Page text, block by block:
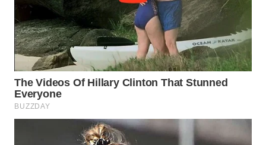
TEBING
TINGGI
WN
PAKPAK
WN
KARAWANG